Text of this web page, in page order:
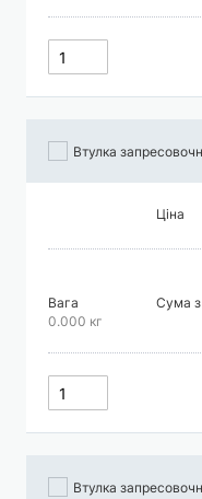
Втулка
Ціна
Вага
0.000 кг
Сума
Втулка